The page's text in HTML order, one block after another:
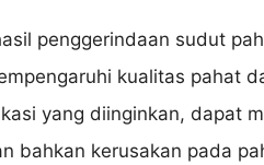
penggerindaan sudut
kualitas pahat
yang diinginkan, dapat
bahkan kerusakan pada